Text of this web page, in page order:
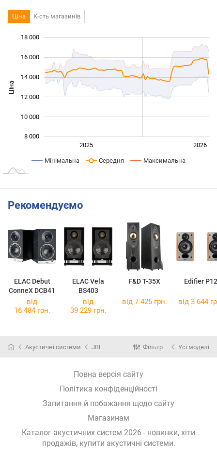
Ціна К-сть магазинів
Ціна
8 000
10 000
12 000
14 000
16 000
18 000
2026
2025
Мінімальна Середня Максимальна
Рекомендуємо
ELAC Debut
ConneX DCB41
ELAC Vela
BS403
F&D T-35X Edifier P12
від
16 484 грн.
від
39 229 грн.
від 7 425 грн. від 3 644
Акустичні системи JBL Фільтр Усі моделі
Повна версія сайту
Політика конфіденційності
Запитання й побажання щодо сайту
Магазинам
Каталог акустичних систем 2026 - новинки, хіти
продажів, купити акустичні системи.